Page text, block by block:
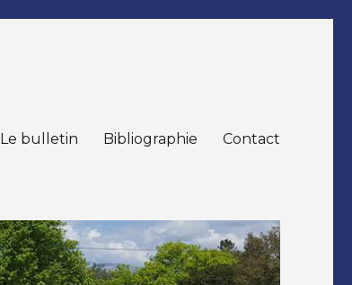
Le bulletin Bibliographie Contact